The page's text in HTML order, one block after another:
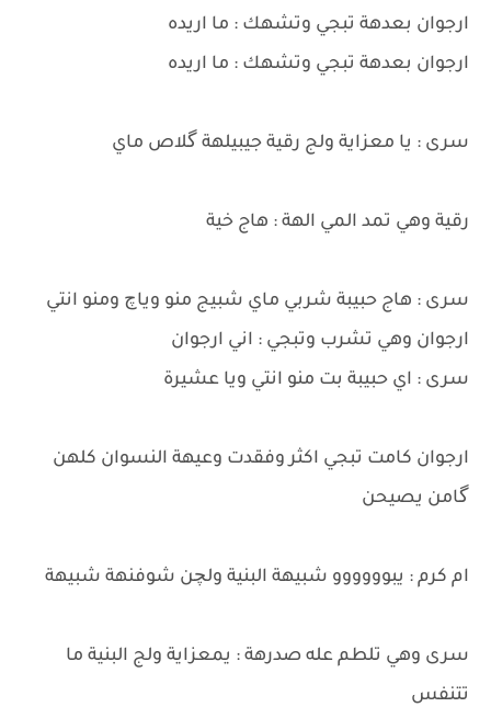
ارجوان بعدهة تبجي وتشهك : ما اريده
ارجوان بعدهة تبجي وتشهك : ما اريده
سرى : يا معزاية ولج رقية جيبيلهة گلاص ماي
رقية وهي تمد المي الهة : هاج خية
سرى : هاج حبيبة شربي ماي شبيج منو وياچ ومنو انتي
ارجوان وهي تشرب وتبجي : اني ارجوان
سرى : اي حبيبة بت منو انتي ويا عشيرة
ارجوان كامت تبجي اكثر وفقدت وعيهة النسوان كلهن
گامن يصيحن
ام كرم : يبوووووو شبيهة البنية ولچن شوفنهة شبيهة
سرى وهي تلطم عله صدرهة : يمعزاية ولج البنية ما
تتنفس